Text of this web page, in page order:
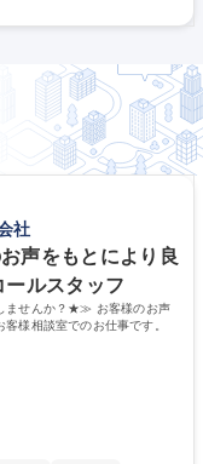
車両を使います。営業エ
＞
社
声をもとにより良
ルスタッフ
ませんか？★≫ お客様のお声
様相談室でのお仕事です。